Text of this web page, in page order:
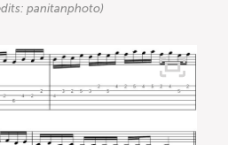
panitanphoto)